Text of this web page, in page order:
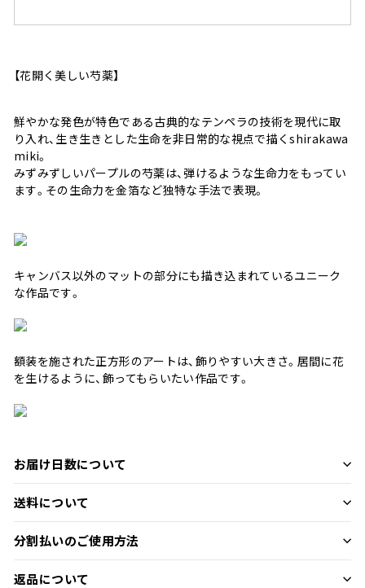
【花開く美しい芍薬】
鮮やかな発色が特色である古典的なテンペラの技術を現代に取
り入れ、生き生きとした生命を非日常的な視点で描くshirakawa
miki。
みずみずしいパープルの芍薬は、弾けるような生命力をもってい
ます。その生命力を金箔など独特な手法で表現。
キャンバス以外のマットの部分にも描き込まれているユニーク
な作品です。
額装を施された正方形のアートは、飾りやすい大きさ。居間に花
を生けるように、飾ってもらいたい作品です。
お届け日数について
送料について
分割払いのご使用方法
返品について